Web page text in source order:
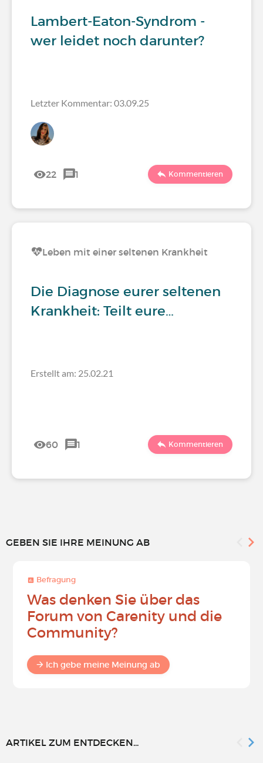
Lambert-Eaton-Syndrom -
wer leidet noch darunter?
Letzter Kommentar: 03.09.25
22 1 Kommentieren
Leben mit einer seltenen Krankheit
Die Diagnose eurer seltenen
Krankheit: Teilt eure…
Erstellt am: 25.02.21
60 1 Kommentieren
GEBEN SIE IHRE MEINUNG AB
Befragung
Was denken Sie über das
Forum von Carenity und die
Community?
Ich gebe meine Meinung ab
ARTIKEL ZUM ENTDECKEN...